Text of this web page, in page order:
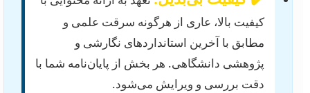
کیفیت بالا، عاری از هرگونه سرقت علمی و
مطابق با آخرین استانداردهای نگارشی و
پژوهشی دانشگاهی. هر بخش از پایان‌نامه شما با
دقت بررسی و ویرایش می‌شود.